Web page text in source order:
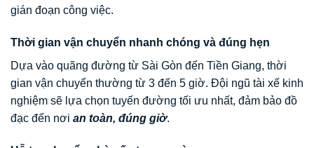
gián đoạn công việc.
Thời gian vận chuyển nhanh chóng và đúng hẹn
Dựa vào quãng đường từ Sài Gòn đến Tiền Giang, thời
gian vận chuyển thường từ 3 đến 5 giờ. Đội ngũ tài xế kinh
nghiệm sẽ lựa chọn tuyến đường tối ưu nhất, đảm bảo đồ
đạc đến nơi an toàn, đúng giờ.